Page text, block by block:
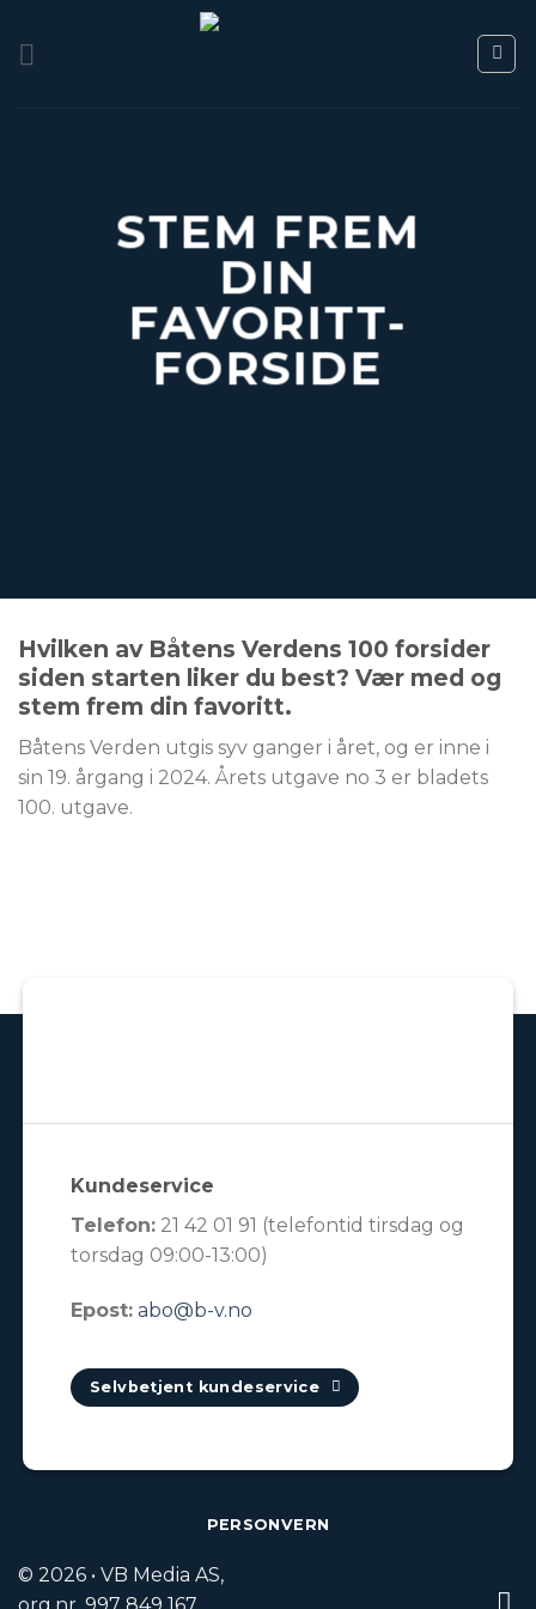
STEM FREM
DIN
FAVORITT-
FORSIDE
Hvilken av Båtens Verdens 100 forsider
siden starten liker du best? Vær med og
stem frem din favoritt.
Båtens Verden utgis syv ganger i året, og er inne i
sin 19. årgang i 2024. Årets utgave no 3 er bladets
100. utgave.
Kundeservice
Telefon:21 42 01 91 (telefontid tirsdag og
torsdag 09:00-13:00)
Epost: abo@b-v.no
Selvbetjent kundeservice
© 2026 • VB Media AS,
org.nr. 997 849 167
PERSONVERN